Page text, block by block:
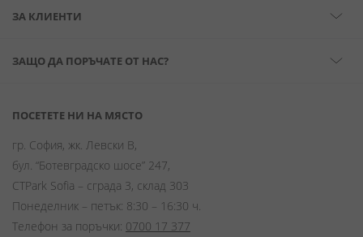
ЗА КЛИЕНТИ
ЗАЩО ДА ПОРЪЧАТЕ ОТ НАС?
ПОСЕТЕТЕ НИ НА МЯСТО
гр. София, жк. Левски В,
бул. “Ботевградско шосе” 247,
CTPark Sofia – сграда 3, склад 303
Понеделник – петък: 8:30 – 16:30 ч.
Телефон за поръчки: 0700 17 377